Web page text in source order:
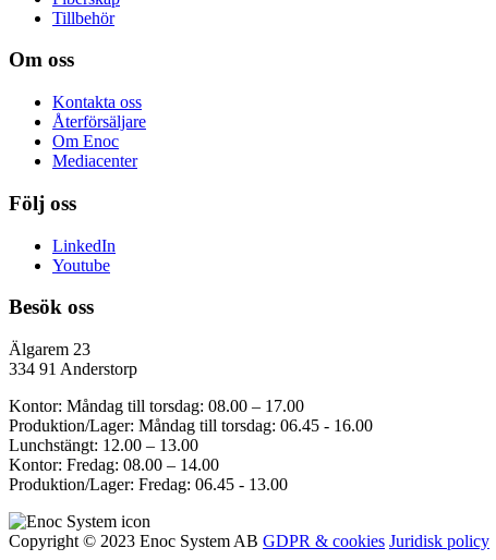
Tillbehör
Om oss
Kontakta oss
Återförsäljare
Om Enoc
Mediacenter
Följ oss
LinkedIn
Youtube
Besök oss
Älgarem 23
334 91 Anderstorp
Kontor: Måndag till torsdag: 08.00 – 17.00
Produktion/Lager: Måndag till torsdag: 06.45 - 16.00
Lunchstängt: 12.00 – 13.00
Kontor: Fredag: 08.00 – 14.00
Produktion/Lager: Fredag: 06.45 - 13.00
Copyright © 2023 Enoc System AB GDPR & cookies Juridisk policy